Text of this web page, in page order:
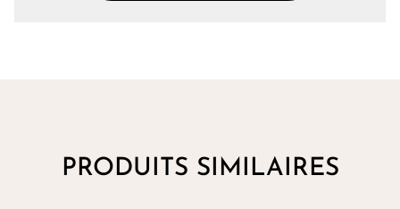
PRODUITS SIMILAIRES